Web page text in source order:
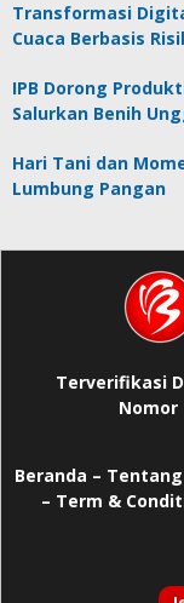
Transformasi
Cuaca Berbasis
IPB Dorong
Salurkan Benih
Hari Tani dan
Lumbung Pangan
Terverifikasi
Nomor
Beranda – Tentang
– Term &